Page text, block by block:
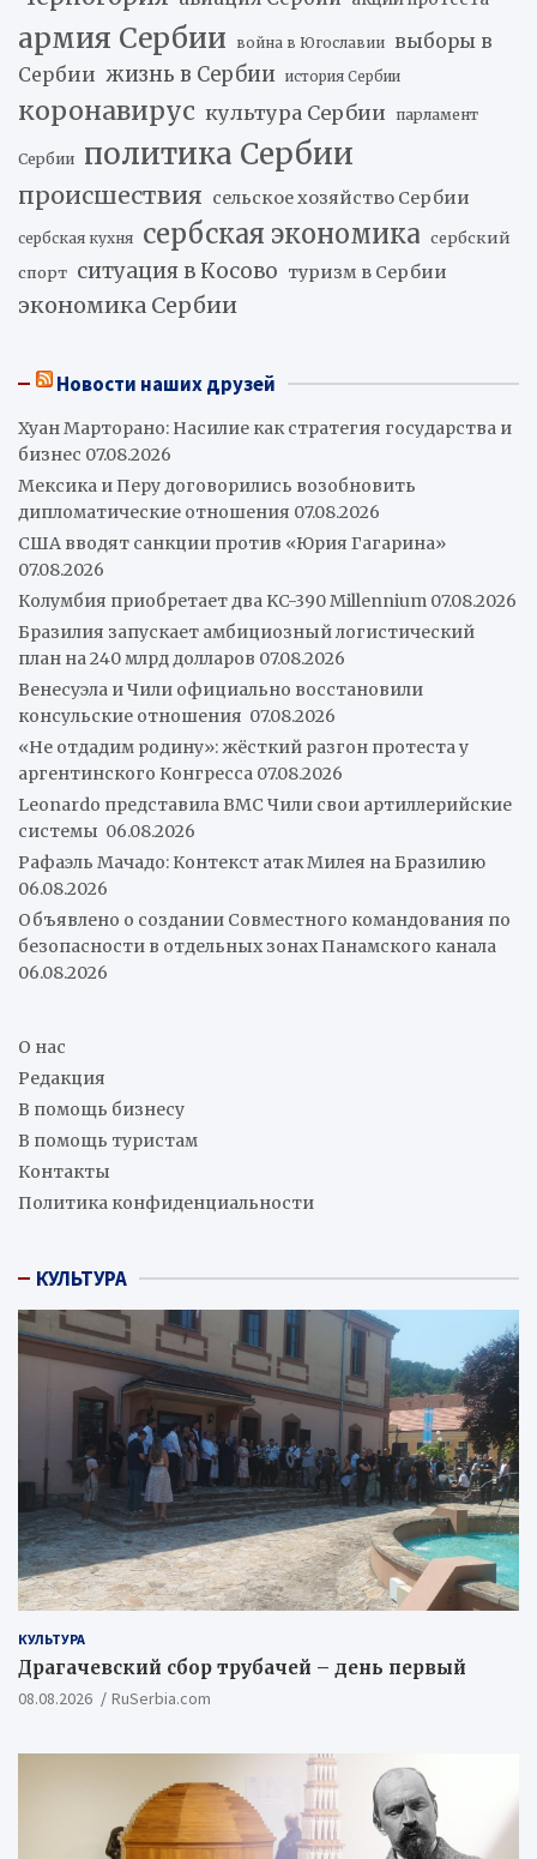
армия Сербии война в Югославии
выборы в
Сербии жизнь в Сербии история Сербии
коронавирус культура Сербии парламент
Сербии политика Сербии
происшествия сельское хозяйство Сербии
сербская кухня сербская экономика сербский
спорт ситуация в Косово туризм в Сербии
экономика Сербии
Новости наших друзей
Хуан Марторано: Насилие как стратегия государства и
бизнес 07.08.2026
Мексика и Перу договорились возобновить
дипломатические отношения 07.08.2026
США вводят санкции против «Юрия Гагарина»
07.08.2026
Колумбия приобретает два KC-390 Millennium 07.08.2026
Бразилия запускает амбициозный логистический
план на 240 млрд долларов 07.08.2026
Венесуэла и Чили официально восстановили
консульские отношения 07.08.2026
«Не отдадим родину»: жёсткий разгон протеста у
аргентинского Конгресса 07.08.2026
Leonardo представила ВМС Чили свои артиллерийские
системы 06.08.2026
Рафаэль Мачадо: Контекст атак Милея на Бразилию
06.08.2026
Объявлено о создании Совместного командования по
безопасности в отдельных зонах Панамского канала
06.08.2026
О нас
Редакция
В помощь бизнесу
В помощь туристам
Контакты
Политика конфиденциальности
КУЛЬТУРА
КУЛЬТУРА
Драгачевский сбор трубачей – день первый
08.08.2026 RuSerbia.com